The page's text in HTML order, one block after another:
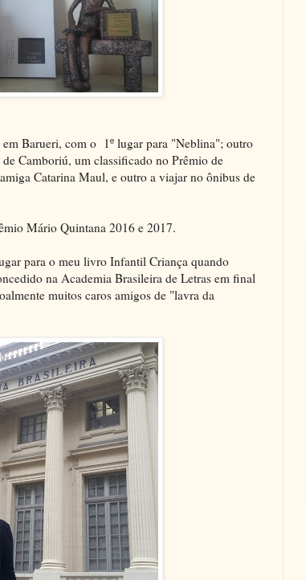
Barueri, com o 1º lugar para "Neblina"; outro
Camboriú, um classificado no Prêmio de
Catarina Maul, e outro a viajar no ônibus de
Mário Quintana 2016 e 2017.
para o meu livro Infantil Criança quando
na Academia Brasileira de Letras em final
muitos caros amigos de "lavra da